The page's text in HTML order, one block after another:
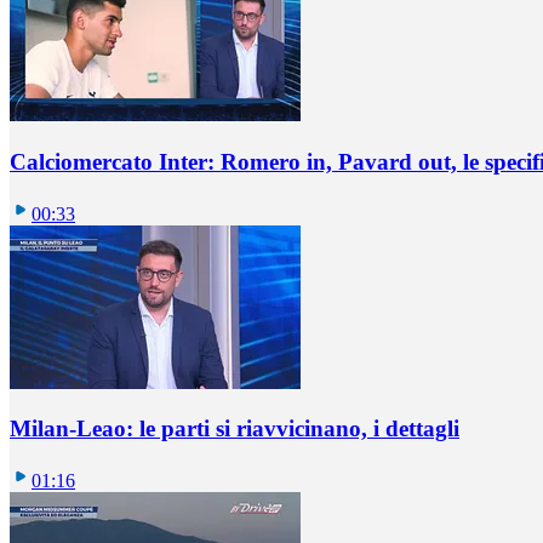
Calciomercato Inter: Romero in, Pavard out, le
00:33
Milan-Leao: le parti si riavvicinano, i dettagli
01:16